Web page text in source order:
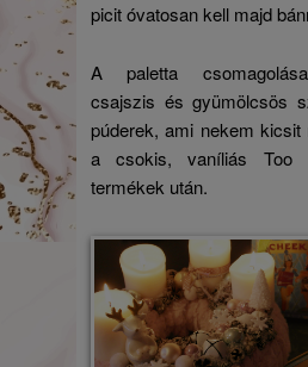
picit óvatosan kell majd
A paletta
csajszis és gyümölcsös
púderek, ami nekem
a csokis, vaníliás Too
termékek után.